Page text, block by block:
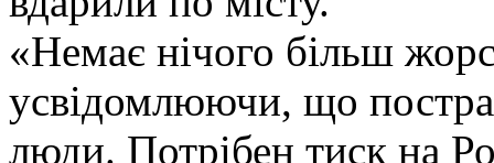
«Немає нічого більш
усвідомлюючи, що
люди. Потрібен тиск на